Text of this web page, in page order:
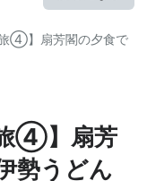
旅④】扇芳閣の夕食で
旅④】扇芳
勢うどん